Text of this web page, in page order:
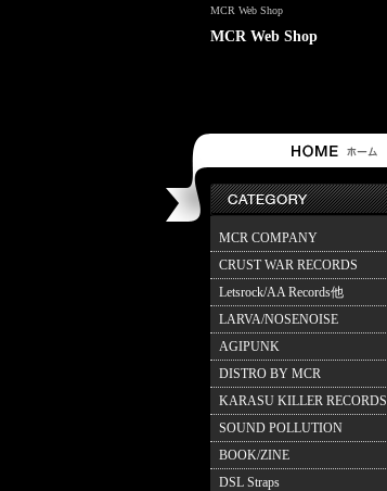
MCR Web Shop
MCR Web Shop
MCR COMPANY
CRUST WAR RECORDS
Letsrock/AA Records他
LARVA/NOSENOISE
AGIPUNK
DISTRO BY MCR
KARASU KILLER RECORDS
SOUND POLLUTION
BOOK/ZINE
DSL Straps